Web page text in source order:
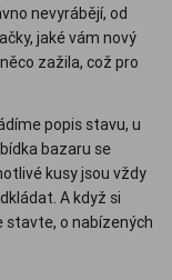
nevyrábějí, od
jaké vám nový
zažila, což pro
popis stavu, u
bazaru se
kusy jsou vždy
A když si
stavte, o nabízených